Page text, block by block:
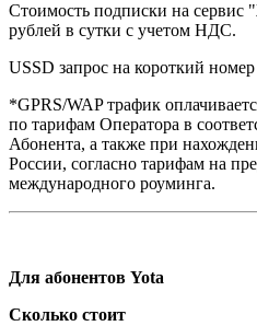
Стоимость подписки на сервис
рублей в сутки с учетом НДС.
USSD запрос на короткий
*GPRS/WAP трафик
по тарифам Оператора в
Абонента, а также при
России, согласно тарифам на
международного роуминга.
Для абонентов Yota
Сколько стоит